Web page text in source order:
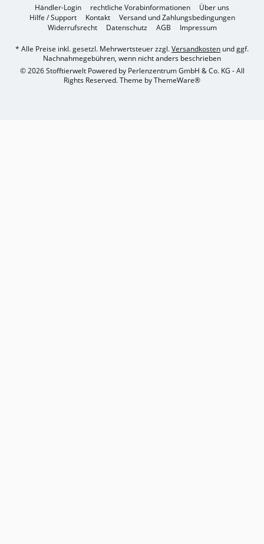
Händler-Login rechtliche Vorabinformationen
Über uns
Hilfe / Support
Kontakt
Versand und Zahlungsbedingungen
Widerrufsrecht
Datenschutz AGB Impressum
* Alle Preise inkl. gesetzl. Mehrwertsteuer zzgl.Versandkosten und ggf.
Nachnahmegebühren, wenn nicht anders beschrieben
© 2026 Stofftierwelt Powered by Perlenzentrum GmbH & Co. KG - All
Rights Reserved. Theme byThemeWare®